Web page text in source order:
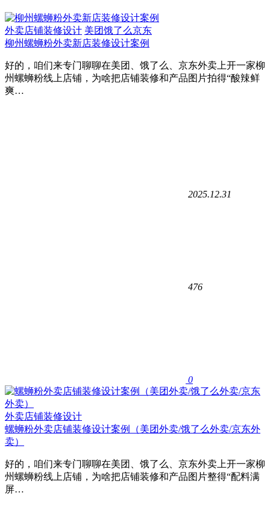
外卖店铺装修设计 美团饿了么京东
柳州螺蛳粉外卖新店装修设计案例
好的，咱们来专门聊聊在美团、饿了么、京东外卖上开一家柳
州螺蛳粉线上店铺，为啥把店铺装修和产品图片拍得“酸辣鲜
爽…
2025.12.31
476
0
外卖店铺装修设计
螺蛳粉外卖店铺装修设计案例（美团外卖/饿了么外卖/京东外
卖）
好的，咱们来专门聊聊在美团、饿了么、京东外卖上开一家柳
州螺蛳粉线上店铺，为啥把店铺装修和产品图片整得“配料满
屏…